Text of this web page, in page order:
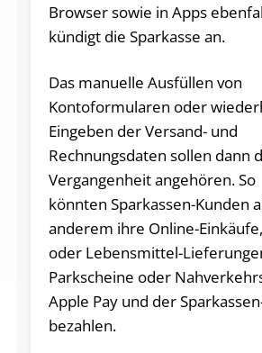
Browser sowie in Apps
kündigt die Sparkasse an.
Das manuelle Ausfüllen von
Kontoformularen oder
Eingeben der Versand- und
Rechnungsdaten sollen dann
Vergangenheit angehören. So
könnten Sparkassen-Kunden
anderem ihre Online-
oder Lebensmittel-
Parkscheine oder
Apple Pay und der
bezahlen.